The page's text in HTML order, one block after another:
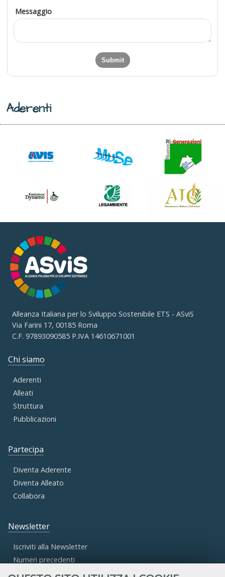
Messaggio
Aderenti
Alleanza Italiana per lo Sviluppo Sostenibile ETS - ASviS
Via Farini 17, 00185 Roma
C.F. 97893090585 P.IVA 14610671001
Chi siamo
Aderenti
Alleati
Struttura
Pubblicazioni
Partecipa
Diventa Aderente
Diventa Alleato
Collabora
Newsletter
Iscriviti alla Newsletter
Numeri precedenti